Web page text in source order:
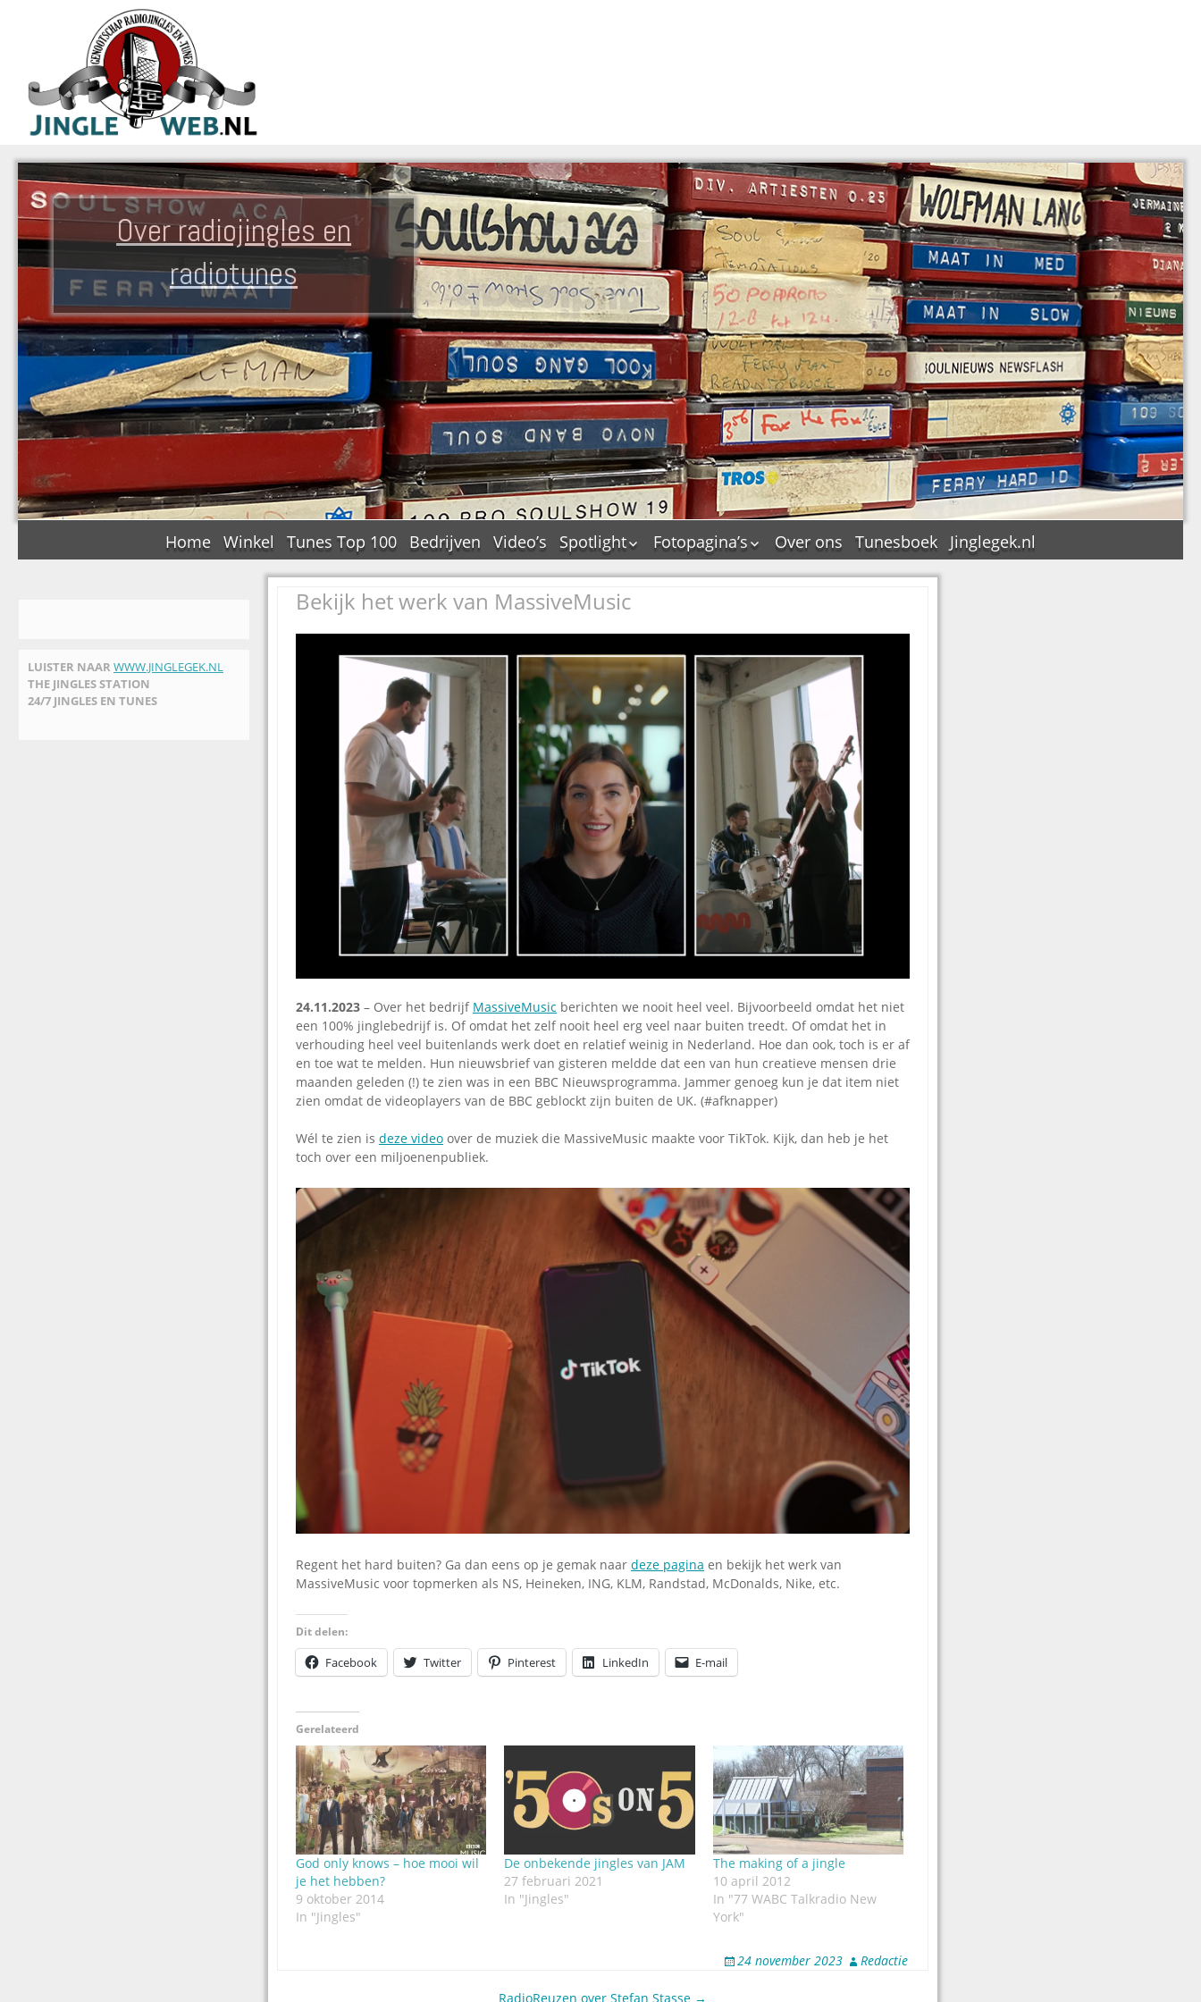
Over radiojingles en
radiotunes
Home Winkel Tunes Top 100 Bedrijven Video’s
Spotlight
De Tourflitsjingle –
wie zijn de makers?
Jingledemo’s en hun
tags
Dallas jingle city
De Tourtune
Ferry Maat 65
Ferry Maat interview
Jingle Awards
Jingle NIEUW
Omroepbanden
Stoomfluit Klaas
Vaak
Uitvinding
jinglecassette
Fotopagina’s
JAM in pictures
Pepper & Tanner in
pictures
Top Format in
pictures
Dik Voormekaar in
foto’s
Over ons Tunesboek Jinglegek.nl
LUISTER NAAR WWW.JINGLEGEK.NL
THE JINGLES STATION
24/7 JINGLES EN TUNES
Bekijk het werk van MassiveMusic
24.11.2023 – Over het bedrijf MassiveMusic berichten we nooit heel veel. Bijvoorbeeld omdat het niet
een 100% jinglebedrijf is. Of omdat het zelf nooit heel erg veel naar buiten treedt. Of omdat het in
verhouding heel veel buitenlands werk doet en relatief weinig in Nederland. Hoe dan ook, toch is er af
en toe wat te melden. Hun nieuwsbrief van gisteren meldde dat een van hun creatieve mensen drie
maanden geleden (!) te zien was in een BBC Nieuwsprogramma. Jammer genoeg kun je dat item niet
zien omdat de videoplayers van de BBC geblockt zijn buiten de UK. (#afknapper)
Wél te zien is deze video over de muziek die MassiveMusic maakte voor TikTok. Kijk, dan heb je het
toch over een miljoenenpubliek.
Regent het hard buiten? Ga dan eens op je gemak naar deze pagina en bekijk het werk van
MassiveMusic voor topmerken als NS, Heineken, ING, KLM, Randstad, McDonalds, Nike, etc.
Dit delen:
Facebook Twitter Pinterest LinkedIn E-mail
Gerelateerd
God only knows – hoe mooi wil
je het hebben?
9 oktober 2014
In "Jingles"
De onbekende jingles van JAM
27 februari 2021
In "Jingles"
The making of a jingle
10 april 2012
In "77 WABC Talkradio New
York"
24 november 2023 Redactie
RadioReuzen over Stefan Stasse →